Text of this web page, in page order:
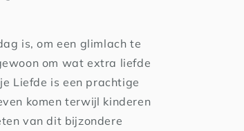
is, om een glimlach te
om wat extra liefde
Liefde is een prachtige
komen terwijl kinderen
van dit bijzondere